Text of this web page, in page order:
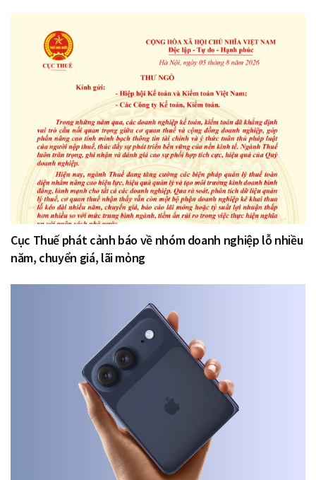
Cục Thuế phát cảnh báo về nhóm doanh nghiệp lỗ nhiều
năm, chuyển giá, lãi mỏng